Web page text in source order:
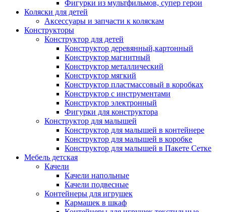
Фигурки из мультфильмов, супер герои
Коляски для детей
Аксессуары и запчасти к коляскам
Конструкторы
Конструктор для детей
Конструктор деревянный,картонный
Конструктор магнитный
Конструктор металлический
Конструктор мягкий
Конструктор пластмассовый в коробках
Конструктор с инструментами
Конструктор электронный
Фигурки для конструктора
Конструктор для малышей
Конструктор для малышей в контейнере
Конструктор для малышей в коробке
Конструктор для малышей в Пакете Сетке
Мебель детская
Качели
Качели напольные
Качели подвесные
Контейнеры для игрушек
Кармашек в шкаф